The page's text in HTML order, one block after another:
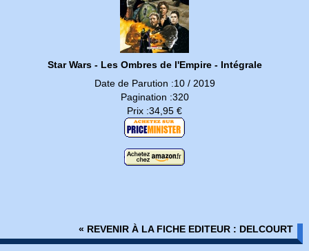
Star Wars - Les Ombres de l'Empire - Intégrale
Date de Parution :10 / 2019
Pagination :320
Prix :34,95 €
« REVENIR À LA FICHE EDITEUR : DELCOURT